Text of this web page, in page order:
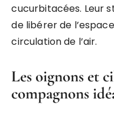
cucurbitacées. Leur
de libérer de
circulation de l’air.
Les oignons et
compagnons